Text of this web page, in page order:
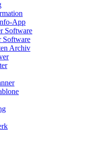
App
Software
Software
Archiv